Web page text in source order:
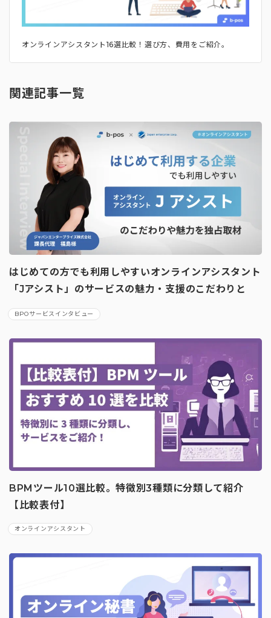
オンラインアシスタント16選比較！選び方、費用をご紹介。
関連記事一覧
はじめての方でも利用しやすいオンラインアシスタント
「Jアシスト」のサービスの魅力・支援のこだわりと
は？
BPOサービスインタビュー
BPMツール10選比較。特徴別3種類に分類して紹介
【比較表付】
オンラインアシスタント